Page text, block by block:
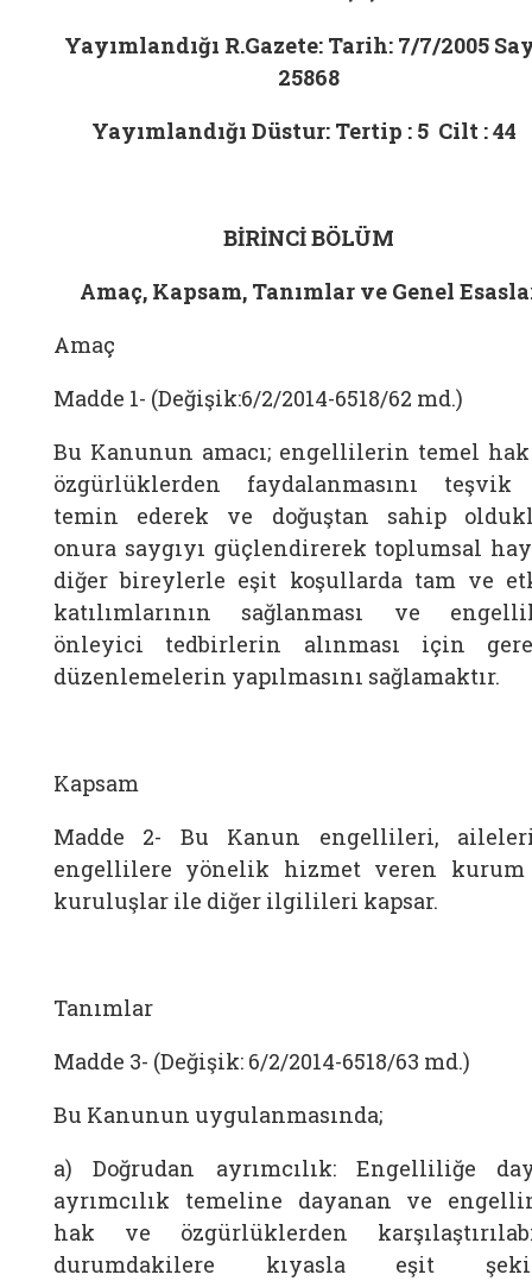
Yayımlandığı R.Gazete: Tarih: 7/7/2005
25868
Yayımlandığı Düstur: Tertip : 5 Cilt : 44
BİRİNCİ BÖLÜM
Amaç, Kapsam, Tanımlar ve Genel
Amaç
Madde 1- (Değişik:6/2/2014-6518/62 md.)
Bu Kanunun amacı; engellilerin temel
özgürlüklerden faydalanmasını
temin ederek ve doğuştan sahip
onura saygıyı güçlendirerek toplumsal
diğer bireylerle eşit koşullarda tam ve
katılımlarının sağlanması ve
önleyici tedbirlerin alınması için
düzenlemelerin yapılmasını sağlamaktır.
Kapsam
Madde 2-
Bu Kanun engellileri,
engellilere yönelik hizmet veren
kuruluşlar ile diğer ilgilileri kapsar.
Tanımlar
Madde 3- (Değişik: 6/2/2014-6518/63 md.)
Bu Kanunun uygulanmasında;
a) Doğrudan ayrımcılık: Engelliliğe
ayrımcılık temeline dayanan ve
hak ve özgürlüklerden
durumdakilere kıyasla eşit